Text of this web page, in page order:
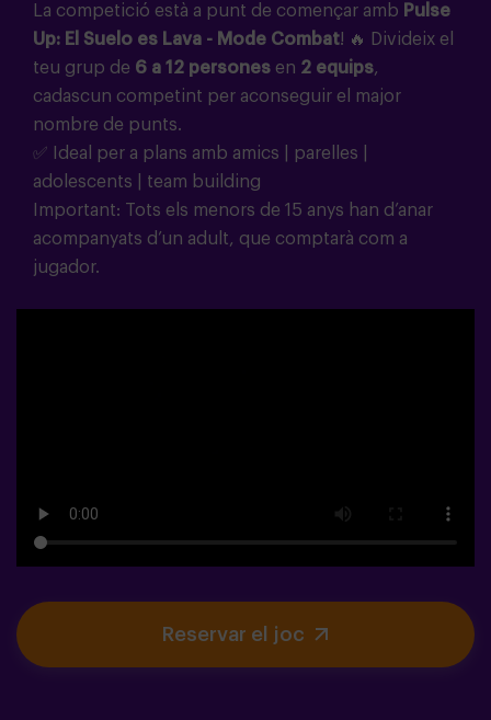
La competició està a punt de començar amb Pulse
Up: El Suelo es Lava - Mode Combat! 🔥
Divideix el
teu grup de 6 a 12 persones en 2 equips,
cadascun competint per aconseguir el major
nombre de punts.
✅ Ideal per a plans amb amics | parelles |
adolescents | team building
Important: Tots els menors de 15 anys han d’anar
acompanyats d’un adult, que comptarà com a
jugador.
Reservar el joc